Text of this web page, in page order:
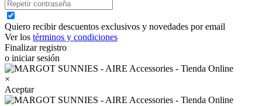
Quiero recibir descuentos exclusivos y novedades por email
Ver los términos y condiciones
Finalizar registro
o iniciar sesión
×
Aceptar